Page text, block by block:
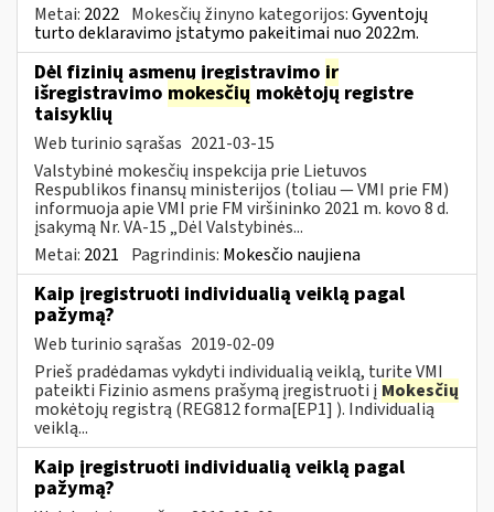
Metai: 2022 Mokesčių žinyno kategorijos:Gyventojų
turto deklaravimo įstatymo pakeitimai nuo 2022m.
Dėl fizinių asmenų įregistravimo ir
išregistravimo mokesčių mokėtojų registre
taisyklių
Web turinio sąrašas 2021-03-15
Valstybinė mokesčių inspekcija prie Lietuvos
Respublikos finansų ministerijos (toliau ― VMI prie FM)
informuoja apie VMI prie FM viršininko 2021 m. kovo 8 d.
įsakymą Nr. VA-15 „Dėl Valstybinės...
Metai: 2021 Pagrindinis: Mokesčio naujiena
Kaip įregistruoti individualią veiklą pagal
pažymą?
Web turinio sąrašas 2019-02-09
Prieš pradėdamas vykdyti individualią veiklą, turite VMI
pateikti Fizinio asmens prašymą įregistruoti į Mokesčių
mokėtojų registrą (REG812 forma[EP1] ). Individualią
veiklą...
Kaip įregistruoti individualią veiklą pagal
pažymą?